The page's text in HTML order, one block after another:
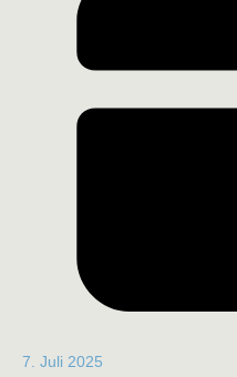
7. Juli 2025